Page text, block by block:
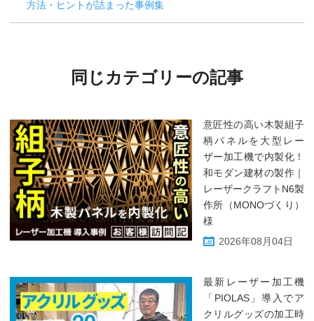
方法・ヒントが詰まった事例集
同じカテゴリーの記事
意匠性の高い木製組子
柄パネルを大型レー
ザー加工機で内製化！
和モダン建材の製作｜
レーザークラフトN6製
作所（MONOづくり）
様
2026年08月04日
最新レーザー加工機
「PIOLAS」導入でア
クリルグッズの加工時